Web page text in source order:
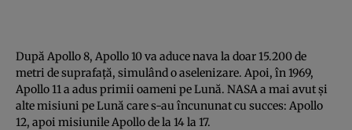
După Apollo 8, Apollo 10 va aduce nava la doar 15.200 de
metri de suprafaţă, simulând o aselenizare. Apoi, în 1969,
Apollo 11 a adus primii oameni pe Lună. NASA a mai avut şi
alte misiuni pe Lună care s-au încununat cu succes: Apollo
12, apoi misiunile Apollo de la 14 la 17.